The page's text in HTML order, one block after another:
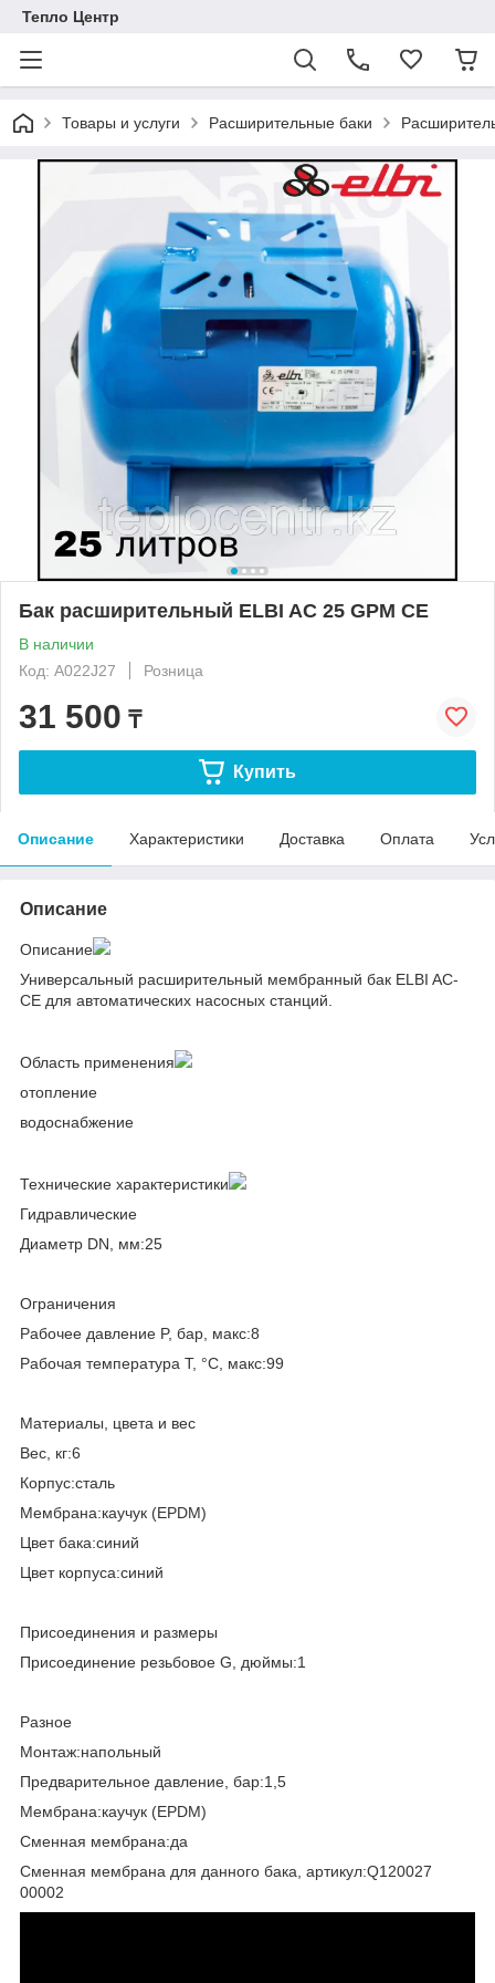
Тепло Центр
Товары и услуги Расширительные баки
Бак расширительный ELBI AC 25 GPM CE
В наличии
Код: A022J27
Розница
31 500 ₸
Купить
Описание Характеристики Доставка Оплата
Описание
Описание
Универсальный расширительный мембранный бак ELBI AC-
CE для автоматических насосных станций.
Область применения
отопление
водоснабжение
Технические характеристики
Гидравлические
Диаметр DN, мм:25
Ограничения
Рабочее давление P, бар, макс:8
Рабочая температура T, °C, макс:99
Материалы, цвета и вес
Вес, кг:6
Корпус:сталь
Мембрана:каучук (EPDM)
Цвет бака:синий
Цвет корпуса:синий
Присоединения и размеры
Присоединение резьбовое G, дюймы:1
Разное
Монтаж:напольный
Предварительное давление, бар:1,5
Мембрана:каучук (EPDM)
Сменная мембрана:да
Сменная мембрана для данного бака, артикул:Q120027
00002